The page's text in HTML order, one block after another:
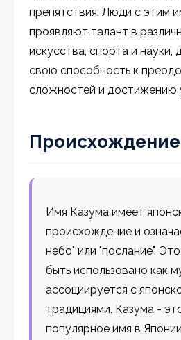
препятствия. Люди с этим
проявляют талант в
искусства, спорта и науки,
свою способность к
сложностей и достижению
Имя Казума имеет
происхождение и
небо" или "послание".
быть использовано как
ассоциируется с
традициями. Казума -
популярное имя в